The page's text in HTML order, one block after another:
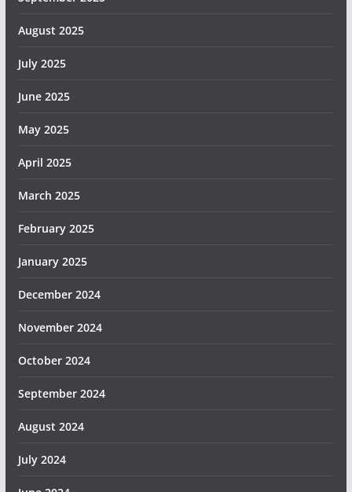
August 2025
July 2025
June 2025
May 2025
April 2025
March 2025
February 2025
January 2025
December 2024
November 2024
October 2024
September 2024
August 2024
July 2024